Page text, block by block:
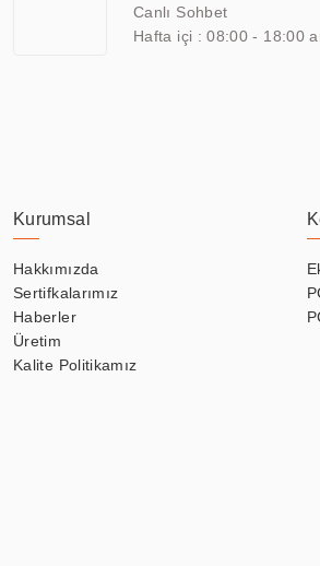
Canlı Sohbet
Hafta içi : 08:00 - 18:00
Kurumsal
Hakkımızda
Sertifkalarımız
Haberler
Üretim
Kalite Politikamız